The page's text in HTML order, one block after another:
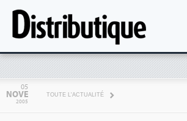
05
NOVE
2005
TOUTE L'ACTUALITÉ